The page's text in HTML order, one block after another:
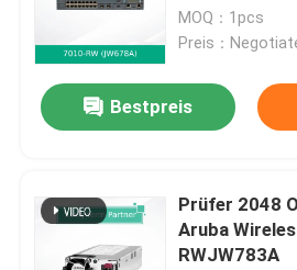
Über uns
Qualitätskontrolle
MOQ：1pcs
Preis：
Bestpreis
Prüfer 2048
Aruba
RWJW783A